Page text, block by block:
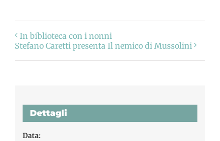
In biblioteca con i nonni
Stefano Caretti presenta Il nemico di Mussolini
Dettagli
Data: